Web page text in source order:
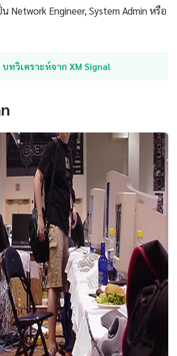
Network Engineer, System Admin หรือ
บทวิเคราะห์จาก XM Signal